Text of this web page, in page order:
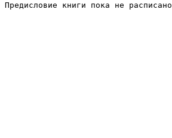
Предисловие книги пока не расписано